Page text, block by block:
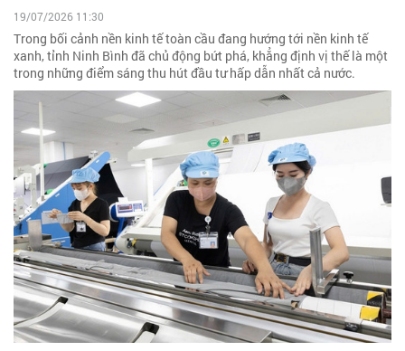
19/07/2026 11:30
Trong bối cảnh nền kinh tế toàn cầu đang hướng tới nền kinh tế
xanh, tỉnh Ninh Bình đã chủ động bứt phá, khẳng định vị thế là một
trong những điểm sáng thu hút đầu tư hấp dẫn nhất cả nước.